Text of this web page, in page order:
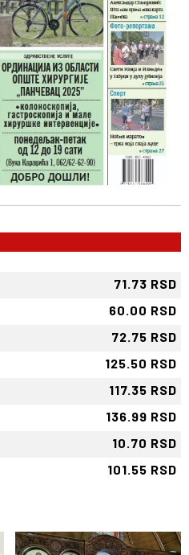
71.73 RSD
60.00 RSD
72.75 RSD
125.50 RSD
117.35 RSD
136.99 RSD
10.70 RSD
101.55 RSD